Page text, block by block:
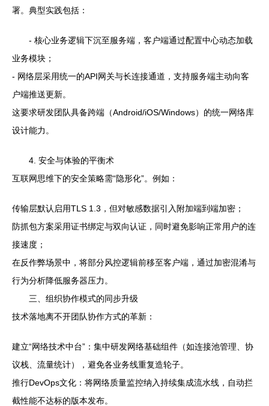
署。典型实践包括：
- 核心业务逻辑下沉至服务端，客户端通过配置中心动态加载
业务模块；
- 网络层采用统一的API网关与长连接通道，支持服务端主动向客
户端推送更新。
这要求研发团队具备跨端（Android/iOS/Windows）的统一网络库
设计能力。
4. 安全与体验的平衡术
互联网思维下的安全策略需“隐形化”。例如：
传输层默认启用TLS 1.3，但对敏感数据引入附加端到端加密；
防抓包方案采用证书绑定与双向认证，同时避免影响正常用户的连
接速度；
在反作弊场景中，将部分风控逻辑前移至客户端，通过加密混淆与
行为分析降低服务器压力。
三、组织协作模式的同步升级
技术落地离不开团队协作方式的革新：
建立“网络技术中台”：集中研发网络基础组件（如连接池管理、协
议栈、流量统计），避免各业务线重复造轮子。
推行DevOps文化：将网络质量监控纳入持续集成流水线，自动拦
截性能不达标的版本发布。